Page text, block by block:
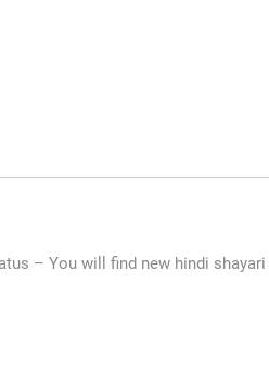
– You will find new hindi